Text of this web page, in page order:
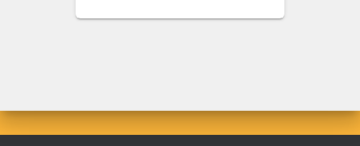
originaleattuale